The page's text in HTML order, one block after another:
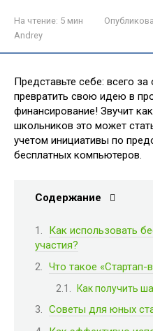
На чтение: 5 мин
Andrey
Представьте себе: всего
превратить свою идею в
финансирование! Звучит
школьников это может
учетом инициативы по
бесплатных компьютеров.
Содержание
Как использовать
участия?
Что такое «Стартап-
Как получить
Советы для юных